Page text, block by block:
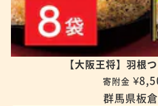
【大阪王将】羽根
寄附金
群馬県板